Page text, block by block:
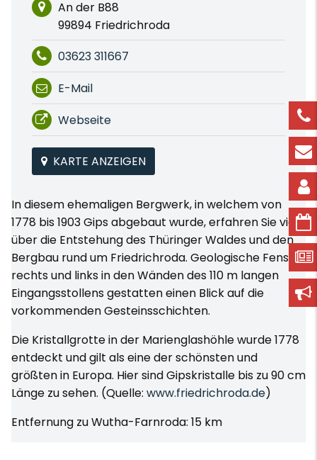
An der B88
99894 Friedrichroda
03623 311667
E-Mail
Webseite
KARTE ANZEIGEN
In diesem ehemaligen Bergwerk, in welchem von
1778 bis 1903 Gips abgebaut wurde, erfahren Sie viel
über die Entstehung des Thüringer Waldes und den
Bergbau rund um Friedrichroda. Geologische Fenster
rechts und links in den Wänden des 110 m langen
Eingangsstollens gestatten einen Blick auf die
vorkommenden Gesteinsschichten.
Die Kristallgrotte in der Marienglashöhle wurde 1778
entdeckt und gilt als eine der schönsten und
größten in Europa. Hier sind Gipskristalle bis zu 90 cm
Länge zu sehen. (Quelle: www.friedrichroda.de)
Entfernung zu Wutha-Farnroda: 15 km